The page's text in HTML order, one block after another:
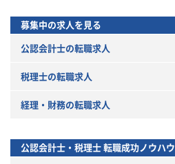
募集中の求人を見る
公認会計士の転職求人
税理士の転職求人
経理・財務の転職求人
公認会計士・税理士転職成功ノウハウ